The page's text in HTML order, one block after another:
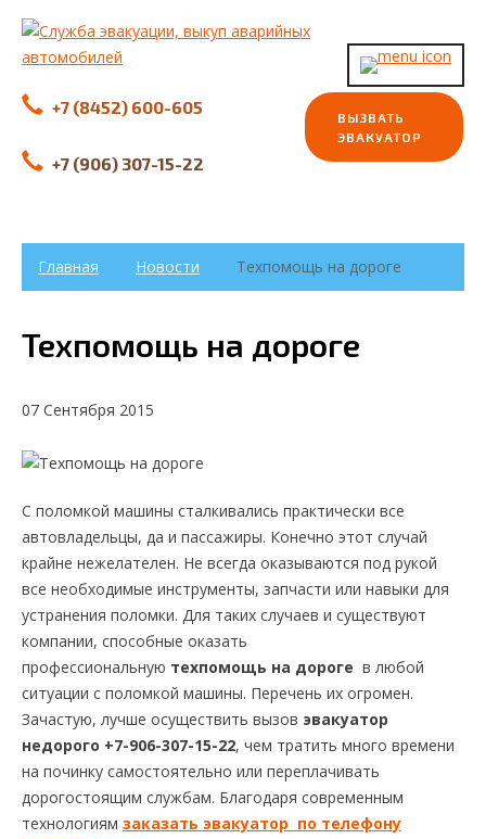
+7 (8452) 600-605
+7 (906) 307-15-22
ВЫЗВАТЬ
ЭВАКУАТОР
Главная Новости Техпомощь на дороге
Техпомощь на дороге
07 Сентября 2015
С поломкой машины сталкивались практически все
автовладельцы, да и пассажиры. Конечно этот случай
крайне нежелателен. Не всегда оказываются под рукой
все необходимые инструменты, запчасти или навыки для
устранения поломки. Для таких случаев и существуют
компании, способные оказать
профессиональную техпомощь на дороге в любой
ситуации с поломкой машины. Перечень их огромен.
Зачастую, лучше осуществить вызов эвакуатор
недорого +7-906-307-15-22, чем тратить много времени
на починку самостоятельно или переплачивать
дорогостоящим службам. Благодаря современным
технологиям заказать эвакуатор по телефону